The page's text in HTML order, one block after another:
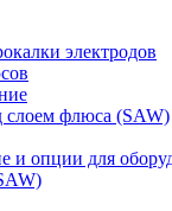
электродов
слоем флюса (SAW)
и опции для